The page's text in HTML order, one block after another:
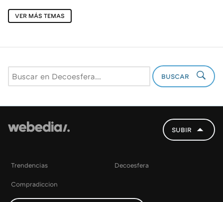
VER MÁS TEMAS
BUSCAR
SUBIR
Trendencias Decoesfera
Compradiccion